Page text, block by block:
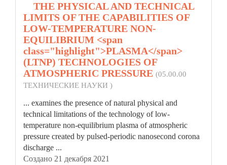
THE PHYSICAL AND TECHNICAL
LIMITS OF THE CAPABILITIES OF
LOW-TEMPERATURE NON-
EQUILIBRIUM <span
class="highlight">PLASMA</span>
(LTNP) TECHNOLOGIES OF
ATMOSPHERIC PRESSURE (05.00.00
ТЕХНИЧЕСКИЕ НАУКИ )
... examines the presence of natural physical and
technical limitations of the technology of low-
temperature non-equilibrium plasma of atmospheric
pressure created by pulsed-periodic nanosecond corona
discharge ...
Создано 21 декабря 2021